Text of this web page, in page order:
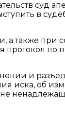
суд
в
а также при
протокол по
и
иска, об